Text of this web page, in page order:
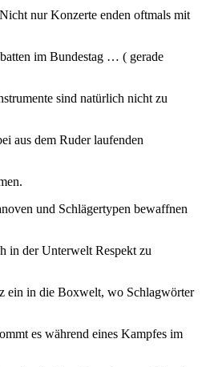
nur Konzerte enden oftmals mit
im Bundestag … ( gerade
sind natürlich nicht zu
aus dem Ruder laufenden
und Schlägertypen bewaffnen
in der Unterwelt Respekt zu
ein in die Boxwelt, wo Schlagwörter
es während eines Kampfes im